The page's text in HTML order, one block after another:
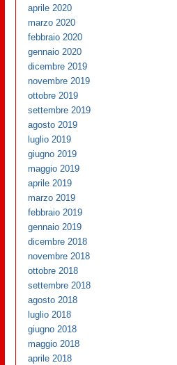
aprile 2020
marzo 2020
febbraio 2020
gennaio 2020
dicembre 2019
novembre 2019
ottobre 2019
settembre 2019
agosto 2019
luglio 2019
giugno 2019
maggio 2019
aprile 2019
marzo 2019
febbraio 2019
gennaio 2019
dicembre 2018
novembre 2018
ottobre 2018
settembre 2018
agosto 2018
luglio 2018
giugno 2018
maggio 2018
aprile 2018